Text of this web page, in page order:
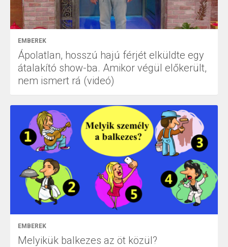
EMBEREK
Ápolatlan, hosszú hajú férjét elküldte egy
átalakító show-ba. Amikor végül előkerült,
nem ismert rá (videó)
EMBEREK
Melyikük balkezes az öt közül?